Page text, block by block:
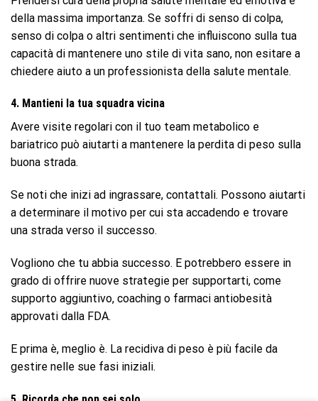
della massima importanza. Se soffri di senso di colpa,
senso di colpa o altri sentimenti che influiscono sulla tua
capacità di mantenere uno stile di vita sano, non esitare a
chiedere aiuto a un professionista della salute mentale.
4. Mantieni la tua squadra vicina
Avere visite regolari con il tuo team metabolico e
bariatrico può aiutarti a mantenere la perdita di peso sulla
buona strada.
Se noti che inizi ad ingrassare, contattali. Possono aiutarti
a determinare il motivo per cui sta accadendo e trovare
una strada verso il successo.
Vogliono che tu abbia successo. E potrebbero essere in
grado di offrire nuove strategie per supportarti, come
supporto aggiuntivo, coaching o farmaci antiobesità
approvati dalla FDA.
E prima è, meglio è. La recidiva di peso è più facile da
gestire nelle sue fasi iniziali.